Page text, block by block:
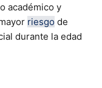
académico y
riesgo de
durante la edad